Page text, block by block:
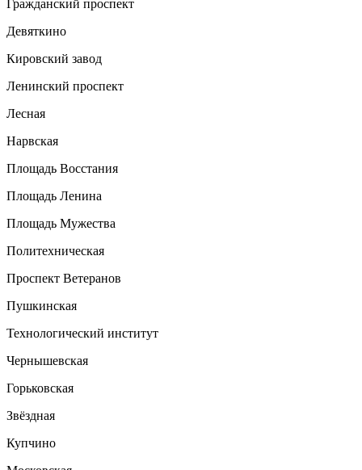
Гражданский проспект
Девяткино
Кировский завод
Ленинский проспект
Лесная
Нарвская
Площадь Восстания
Площадь Ленина
Площадь Мужества
Политехническая
Проспект Ветеранов
Пушкинская
Технологический институт
Чернышевская
Горьковская
Звёздная
Купчино